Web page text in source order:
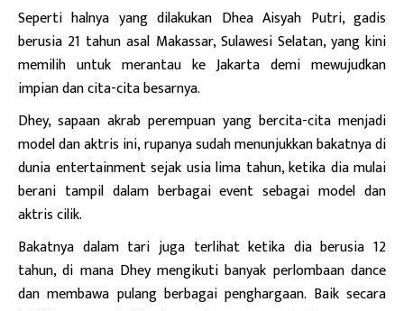
Seperti halnya yang dilakukan Dhea Aisyah Putri, gadis
berusia 21 tahun asal Makassar, Sulawesi Selatan, yang kini
memilih untuk merantau ke Jakarta demi mewujudkan
impian dan cita-cita besarnya.
Dhey, sapaan akrab perempuan yang bercita-cita menjadi
model dan aktris ini, rupanya sudah menunjukkan bakatnya di
dunia entertainment sejak usia lima tahun, ketika dia mulai
berani tampil dalam berbagai event sebagai model dan
aktris cilik.
Bakatnya dalam tari juga terlihat ketika dia berusia 12
tahun, di mana Dhey mengikuti banyak perlombaan dance
dan membawa pulang berbagai penghargaan. Baik secara